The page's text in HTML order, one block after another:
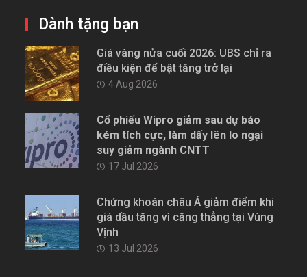
Dành tặng bạn
Giá vàng nửa cuối 2026: UBS chỉ ra
điều kiện để bật tăng trở lại
4 Aug 2026
Cổ phiếu Wipro giảm sau dự báo
kém tích cực, làm dấy lên lo ngại
suy giảm ngành CNTT
17 Jul 2026
Chứng khoán châu Á giảm điểm khi
giá dầu tăng vì căng thẳng tại Vùng
Vịnh
13 Jul 2026